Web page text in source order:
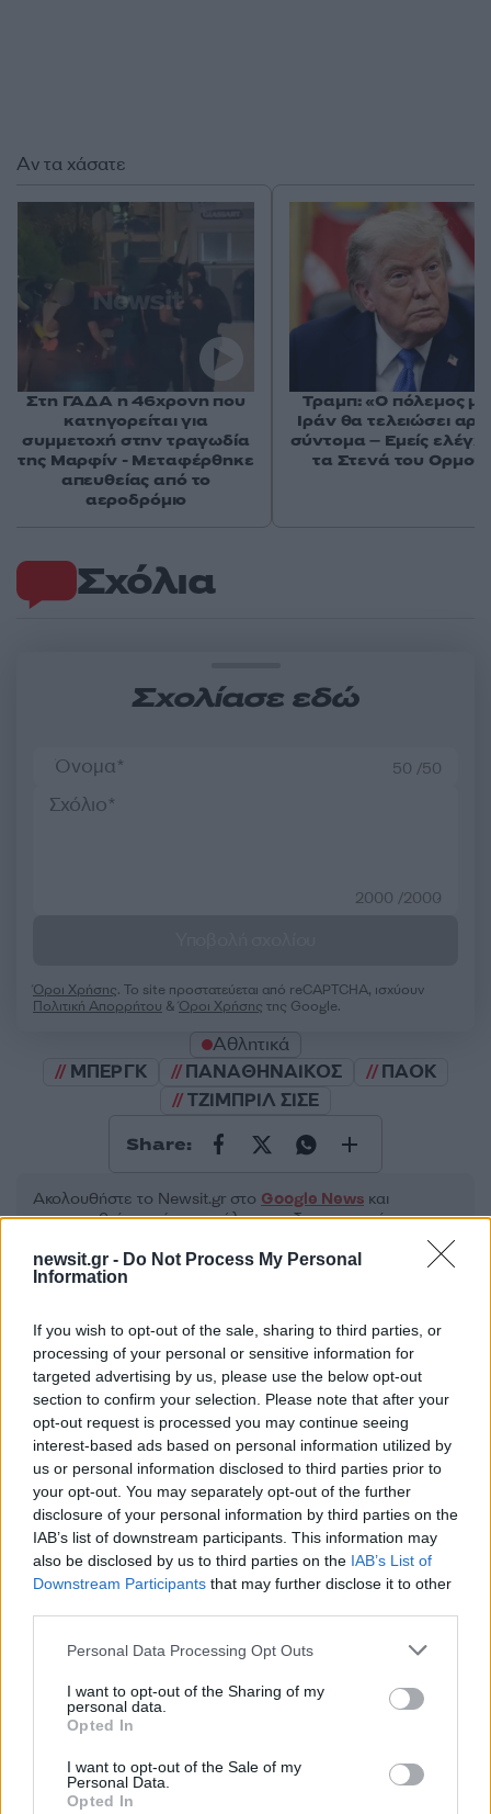
newsit.gr - Do Not Process My Personal
Information
If you wish to opt-out of the sale, sharing to third parties, or
processing of your personal or sensitive information for
targeted advertising by us, please use the below opt-out
section to confirm your selection. Please note that after your
opt-out request is processed you may continue seeing
interest-based ads based on personal information utilized by
us or personal information disclosed to third parties prior to
your opt-out. You may separately opt-out of the further
disclosure of your personal information by third parties on the
IAB’s list of downstream participants. This information may
also be disclosed by us to third parties on the IAB’s List of
Downstream Participants that may further disclose it to other
Please note that this website/app uses one or more Google
not limited to your visit or usage behaviour. You may click to
grant or deny consent to Google and its third-party tags to
use your data for below specified purposes in below Google
consent section.
Personal Data Processing Opt Outs
I want to opt-out of the Sharing of my
personal data.
Opted In
I want to opt-out of the Sale of my
Personal Data.
Opted In
Σχόλια
Σχολίασε εδώ
50 /50
2000 /2000
Όροι Χρήσης. Το site προστατεύεται από reCAPTCHA, ισχύουν
Πολιτική Απορρήτου &Όροι Χρήσης της Google.
Αθλητικά
ΜΠΕΡΓΚ
ΠΑΝΑΘΗΝΑΙΚΟΣ
ΠΑΟΚ
ΤΖΙΜΠΡΙΛ ΣΙΣΕ
Share:
Ακολουθήστε το Νewsit.gr στο Google News και
ενημερωθείτε πρώτοι για όλη την ειδησεογραφία και τα
Αν τα χάσατε
Στη ΓΑΔΑ η 46χρονη που
κατηγορείται για
συμμετοχή στην τραγωδία
της Μαρφίν - Μεταφέρθηκε
απευθείας από το
αεροδρόμιο
Τραμπ: «Ο πόλεμος με
Ιράν θα τελειώσει
σύντομα – Εμείς
τα Στενά του
Πιο δημοφιλή
1 Έφυγαν οι συνεργάτες, μένει η Μαρία
Καρυστιανού - Η επόμενη μέρα για την
«Ελπίδα για τη Δημοκρατία»
2Συγκίνηση στο τελευταίο αντίο στον Λάκη
Χαλκιά: Με την «Φάμπρικα», λαούτο και
κλαρίνα αποχαιρέτησαν την εμβληματική
φωνή της μεταπολίτευσης
3Ο Κώστας Σαμαράς δημοσίευσε μία παιδική
φωτογραφία για την επέτειο θανάτου της
Ποιος είναι ο ελληνοκύπριος Sir Ντέμης
Χασάμπης: Από το σκάκι, στο Νόμπελ
Χημείας και στο «τιμόνι» της AI της Google
Το πολωμένο μελτέμι που τροφοδότησε τις
φωτιές σε Αττική και Βοιωτία: «Από τα
ισχυρότερα επεισόδια των τελευταίων 50
χρόνων»